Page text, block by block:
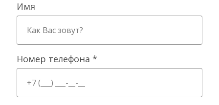
Имя
Номер телефона *